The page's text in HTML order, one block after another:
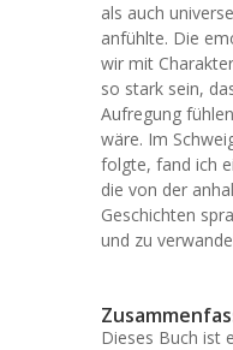
als auch
anfühlte. Die
wir mit
so stark sein,
Aufregung
wäre. Im
folgte, fand ich
die von der
Geschichten
und zu
Dieses Buch ist